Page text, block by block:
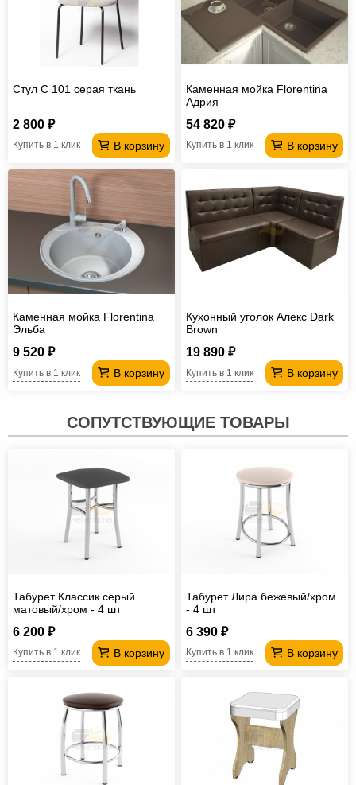
Стул С 101 серая ткань
2 800 ₽
В корзину
Купить в 1 клик
Каменная мойка Florentina
Адрия
54 820 ₽
В корзину
Купить в 1 клик
Каменная мойка Florentina
Эльба
9 520 ₽
В корзину
Купить в 1 клик
Кухонный уголок Алекс Dark
Brown
19 890 ₽
В корзину
Купить в 1 клик
СОПУТСТВУЮЩИЕ ТОВАРЫ
Табурет Классик серый
матовый/хром - 4 шт
6 200 ₽
В корзину
Купить в 1 клик
Табурет Лира бежевый/хром
- 4 шт
6 390 ₽
В корзину
Купить в 1 клик